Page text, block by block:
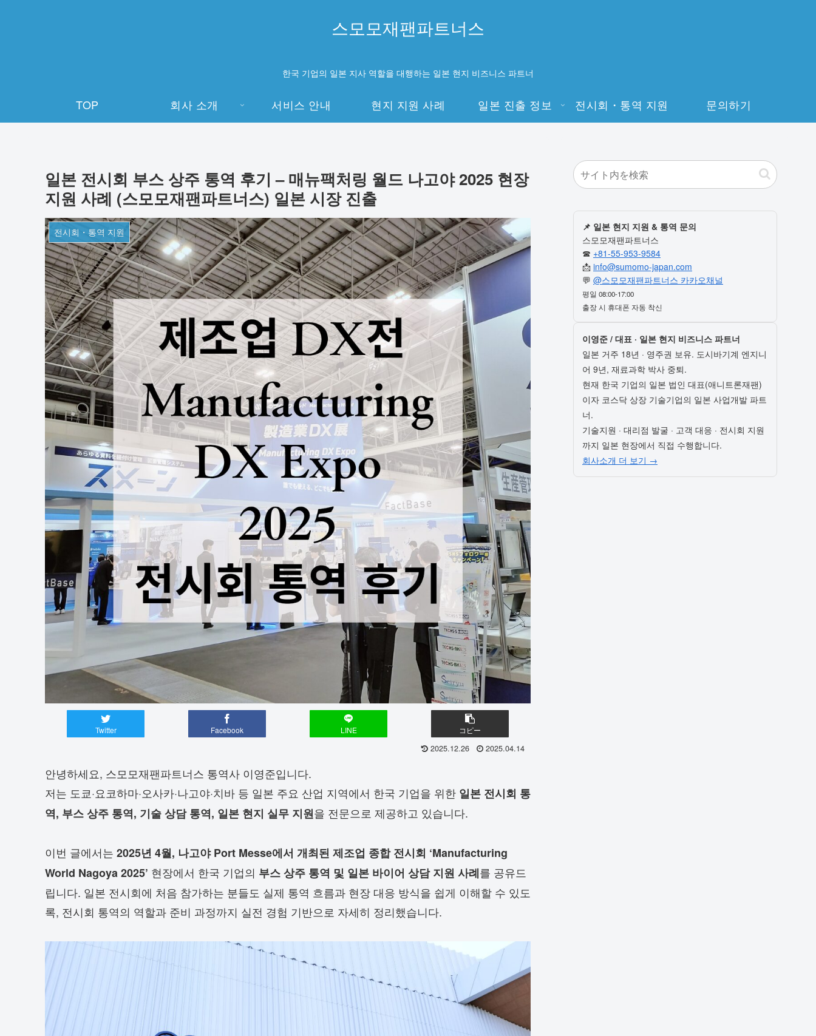
스모모재팬파트너스
한국 기업의 일본 지사 역할을 대행하는 일본 현지 비즈니스 파트너
TOP 회사 소개 서비스 안내 현지 지원 사례 일본 진출 정보 전시회・통역 지원 문의하기
일본 전시회 부스 상주 통역 후기 – 매뉴팩처링 월드 나고야 2025 현장
지원 사례 (스모모재팬파트너스) 일본 시장 진출
전시회・통역 지원
Twitter Facebook LINE コピー
2025.12.26 2025.04.14
안녕하세요, 스모모재팬파트너스 통역사 이영준입니다.
저는 도쿄·요코하마·오사카·나고야·치바 등 일본 주요 산업 지역에서 한국 기업을 위한 일본 전시회 통
역, 부스 상주 통역, 기술 상담 통역, 일본 현지 실무 지원을 전문으로 제공하고 있습니다.
이번 글에서는 2025년 4월, 나고야 Port Messe에서 개최된 제조업 종합 전시회 ‘Manufacturing
World Nagoya 2025’ 현장에서 한국 기업의 부스 상주 통역 및 일본 바이어 상담 지원 사례를 공유드
립니다. 일본 전시회에 처음 참가하는 분들도 실제 통역 흐름과 현장 대응 방식을 쉽게 이해할 수 있도
록, 전시회 통역의 역할과 준비 과정까지 실전 경험 기반으로 자세히 정리했습니다.
📌 일본 현지 지원 & 통역 문의
스모모재팬파트너스
☎ +81-55-953-9584
📩 info@sumomo-japan.com
💬 @스모모재팬파트너스 카카오채널
평일 08:00-17:00
출장 시 휴대폰 자동 착신
이영준 / 대표 · 일본 현지 비즈니스 파트너
일본 거주 18년 · 영주권 보유. 도시바기계 엔지니
어 9년, 재료과학 박사 중퇴.
현재 한국 기업의 일본 법인 대표(애니트론재팬)
이자 코스닥 상장 기술기업의 일본 사업개발 파트
너.
기술지원 · 대리점 발굴 · 고객 대응 · 전시회 지원
까지 일본 현장에서 직접 수행합니다.
회사소개 더 보기 →